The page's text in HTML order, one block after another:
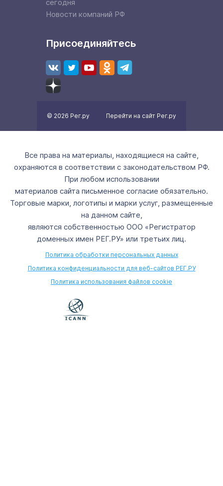
сегодня
Новости компаний РФ
Присоединяйтесь
© 2026 Рег.ру Перейти на сайт Рег.ру
Все права на материалы, находящиеся на сайте,
охраняются в соответствии с законодательством РФ.
При любом использовании
материалов сайта письменное согласие обязательно.
Торговые марки, логотипы и марки услуг, размещенные
на данном сайте,
являются собственностью ООО «Регистратор
доменных имен РЕГ.РУ» или третьих лиц.
Политика обработки персональных данных
Политика конфиденциальности для веб-сайтов РЕГ.РУ
Политика использования файлов cookie